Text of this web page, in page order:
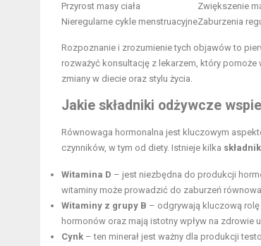
Przyrost masy ciała
Zwiększenie
Nieregularne cykle menstruacyjneZaburzenia
Rozpoznanie i zrozumienie tych objawów to
rozważyć konsultację z lekarzem, który
zmiany w diecie oraz stylu życia.
Jakie składniki odżywcze
Równowaga hormonalna jest kluczowym
czynników, w tym od diety. Istnieje kilka
Witamina D – jest niezbędna do produkcji
witaminy może prowadzić do zaburzeń
Witaminy z grupy B – odgrywają kluczową
hormonów oraz mają istotny wpływ na zdrowie
Cynk – ten minerał jest ważny dla produkcji